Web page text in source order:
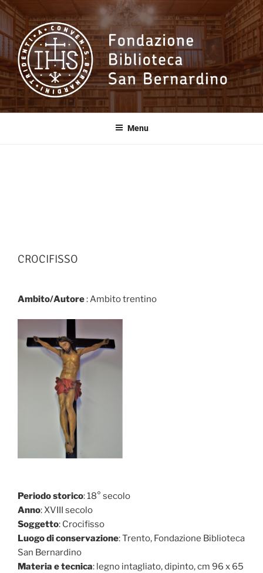
Salta
contenuto
Fondazione
Biblioteca SanMenu
CROCIFISSO
Ambito/Autore: Ambito trentino
Periodo storico: 18° secolo
Anno: XVIII secolo
Soggetto: Crocifisso
Luogo di conservazione: Trento, Fondazione Biblioteca
San Bernardino
Materia e tecnica: legno intagliato, dipinto, cm 96 x 65